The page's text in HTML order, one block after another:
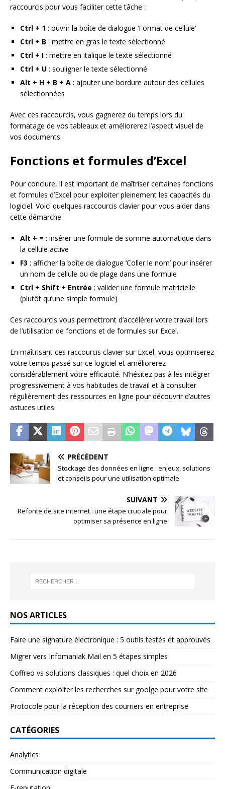
raccourcis pour vous faciliter cette tâche :
Ctrl + 1 : ouvrir la boîte de dialogue ‘Format de cellule’
Ctrl + B : mettre en gras le texte sélectionné
Ctrl + I : mettre en italique le texte sélectionné
Ctrl + U : souligner le texte sélectionné
Alt + H + B + A : ajouter une bordure autour des cellules
sélectionnées
Avec ces raccourcis, vous gagnerez du temps lors du
formatage de vos tableaux et améliorerez l’aspect visuel de
vos documents.
Fonctions et formules d’Excel
Pour conclure, il est important de maîtriser certaines fonctions
et formules d’Excel pour exploiter pleinement les capacités du
logiciel. Voici quelques raccourcis clavier pour vous aider dans
cette démarche :
Alt + = : insérer une formule de somme automatique dans
la cellule active
F3 : afficher la boîte de dialogue ‘Coller le nom’ pour insérer
un nom de cellule ou de plage dans une formule
Ctrl + Shift + Entrée : valider une formule matricielle
(plutôt qu’une simple formule)
Ces raccourcis vous permettront d’accélérer votre travail lors
de l’utilisation de fonctions et de formules sur Excel.
En maîtrisant ces raccourcis clavier sur Excel, vous optimiserez
votre temps passé sur ce logiciel et améliorerez
considérablement votre efficacité. N’hésitez pas à les intégrer
progressivement à vos habitudes de travail et à consulter
régulièrement des ressources en ligne pour découvrir d’autres
astuces utiles.
PRÉCÉDENT
Stockage des données en ligne : enjeux, solutions
et conseils pour une utilisation optimale
SUIVANT
Refonte de site internet : une étape cruciale pour
optimiser sa présence en ligne
NOS ARTICLES
Faire une signature électronique : 5 outils testés et approuvés
Migrer vers Infomaniak Mail en 5 étapes simples
Coffreo vs solutions classiques : quel choix en 2026
Comment exploiter les recherches sur goolge pour votre site
Protocole pour la réception des courriers en entreprise
CATÉGORIES
Analytics
Communication digitale